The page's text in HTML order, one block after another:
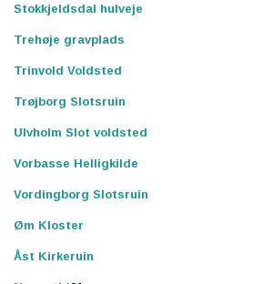
Stokkjeldsdal hulveje
Trehøje gravplads
Trinvold Voldsted
Trøjborg Slotsruin
Ulvholm Slot voldsted
Vorbasse Helligkilde
Vordingborg Slotsruin
Øm Kloster
Åst Kirkeruin